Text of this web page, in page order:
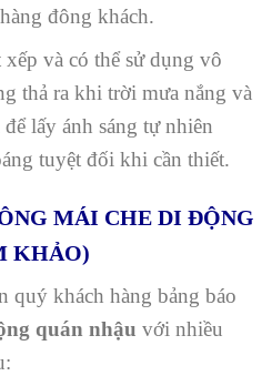
đông khách.
và có thể sử dụng vô
thả ra khi trời mưa nắng và
lấy ánh sáng tự nhiên
tuyệt đối khi cần thiết.
MÁI CHE DI ĐỘNG
KHẢO)
quý khách hàng bảng báo
quán nhậu với nhiều